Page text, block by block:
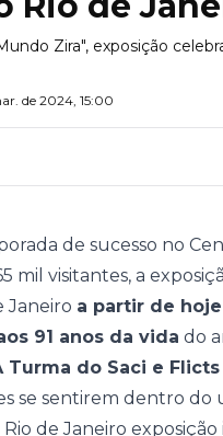
Zira", exposição
de 2024, 15:00
de sucesso no
mil visitantes, a
Janeiro a partir de hoje
91 anos da vida do
Turma do Saci e Flicts
se sentirem dentro do